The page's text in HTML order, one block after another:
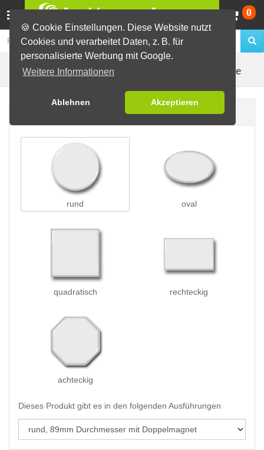
🍪 Cookie Einstellungen. Diese Website nutzt
Cookies und verarbeitet Daten, z. B. für
personalisierte Werbung mit Google.
Weitere Informationen
Ablehnen Akzeptieren
0
Buttons erstellen Magnetbuttons Kleidungsmagnete
rund oval
quadratisch rechteckig
achteckig
Dieses Produkt gibt es in den folgenden Ausführungen